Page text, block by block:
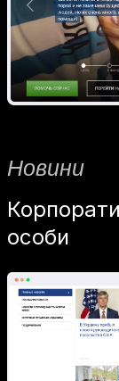
Новини
особи